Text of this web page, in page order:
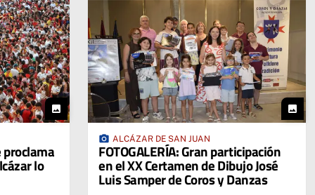
photo
proclama
lo
photo
photo_camera ALCÁZAR DE SAN JUAN
FOTOGALERÍA: Gran participación
en el XX Certamen de Dibujo José
Luis Samper de Coros y Danzas